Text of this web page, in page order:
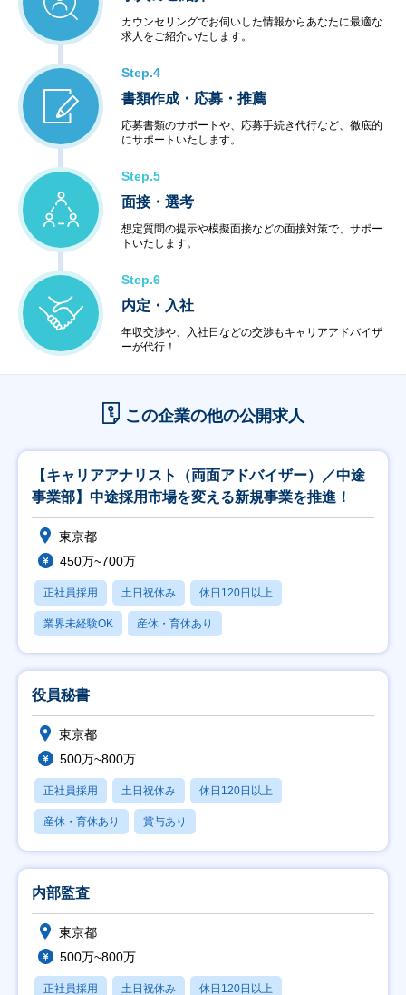
カウンセリングでお伺いした情報からあなたに最適な
求人をご紹介いたします。
Step.4
書類作成・応募・推薦
応募書類のサポートや、応募手続き代行など、徹底的
にサポートいたします。
Step.5
面接・選考
想定質問の提示や模擬面接などの面接対策で、サポー
トいたします。
Step.6
内定・入社
年収交渉や、入社日などの交渉もキャリアアドバイザ
ーが代行！
この企業の他の公開求人
【キャリアアナリスト（両面アドバイザー）／中途
事業部】中途採用市場を変える新規事業を推進！
東京都
450万~700万
正社員採用 土日祝休み 休日120日以上
業界未経験OK 産休・育休あり
役員秘書
東京都
500万~800万
正社員採用 土日祝休み 休日120日以上
産休・育休あり 賞与あり
内部監査
東京都
500万~800万
正社員採用 土日祝休み 休日120日以上